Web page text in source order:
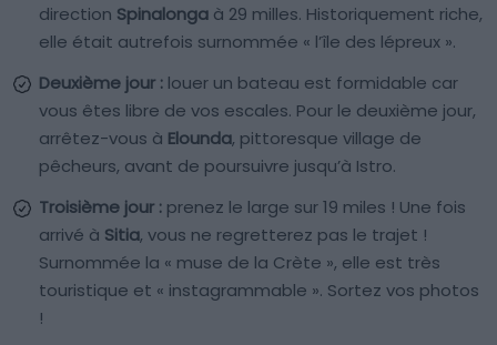
direction Spinalonga à 29 milles. Historiquement riche,
elle était autrefois surnommée « l’île des lépreux ».
Deuxième jour : louer un bateau est formidable car
vous êtes libre de vos escales. Pour le deuxième jour,
arrêtez-vous à Elounda, pittoresque village de
pêcheurs, avant de poursuivre jusqu’à Istro.
Troisième jour : prenez le large sur 19 miles ! Une fois
arrivé à Sitia, vous ne regretterez pas le trajet !
Surnommée la « muse de la Crète », elle est très
touristique et « instagrammable ». Sortez vos photos
!